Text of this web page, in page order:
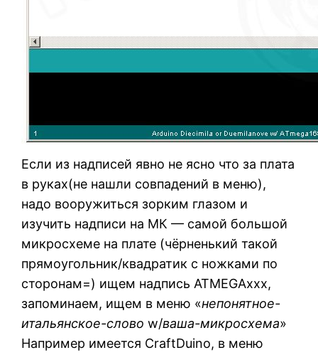
Если из надписей явно не ясно что за плата
в руках(не нашли совпадений в меню),
надо вооружиться зорким глазом и
изучить надписи на МК — самой большой
микросхеме на плате (чёрненький такой
прямоугольник/квадратик с ножками по
сторонам=) ищем надпись ATMEGAххх,
запоминаем, ищем в меню «непонятное-
итальянское-слово w/ваша-микросхема»
Например имеется CraftDuino, в меню